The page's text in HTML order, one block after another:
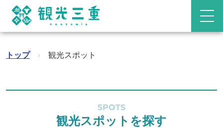
トップ › 観光スポット
SPOTS
観光スポットを探す